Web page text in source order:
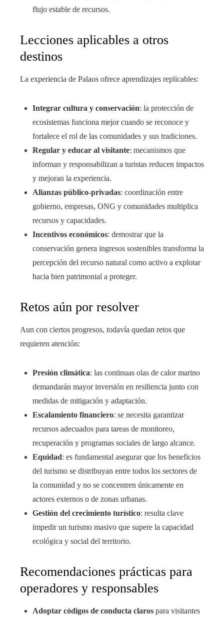
flujo estable de recursos.
Lecciones aplicables a otros
destinos
La experiencia de Palaos ofrece aprendizajes replicables:
Integrar cultura y conservación: la protección de
ecosistemas funciona mejor cuando se reconoce y
fortalece el rol de las comunidades y sus tradiciones.
Regular y educar al visitante: mecanismos que
informan y responsabilizan a turistas reducen impactos
y mejoran la experiencia.
Alianzas público‑privadas: coordinación entre
gobierno, empresas, ONG y comunidades multiplica
recursos y capacidades.
Incentivos económicos: demostrar que la
conservación genera ingresos sostenibles transforma la
percepción del recurso natural como activo a explotar
hacia bien patrimonial a proteger.
Retos aún por resolver
Aun con ciertos progresos, todavía quedan retos que
requieren atención:
Presión climática: las continuas olas de calor marino
demandarán mayor inversión en resiliencia junto con
medidas de mitigación y adaptación.
Escalamiento financiero: se necesita garantizar
recursos adecuados para tareas de monitoreo,
recuperación y programas sociales de largo alcance.
Equidad: es fundamental asegurar que los beneficios
del turismo se distribuyan entre todos los sectores de
la comunidad y no se concentren únicamente en
actores externos o de zonas urbanas.
Gestión del crecimiento turístico: resulta clave
impedir un turismo masivo que supere la capacidad
ecológica y social del territorio.
Recomendaciones prácticas para
operadores y responsables
Adoptar códigos de conducta claros para visitantes